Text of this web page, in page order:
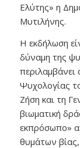
Ελύτης» η
Μυτιλήνης.
Η εκδήλωση
δύναμη της
περιλαμβάνει
Ψυχολογίας
Ζήση και τη
βιωματική
εκπρόσωπο»
θυμάτων